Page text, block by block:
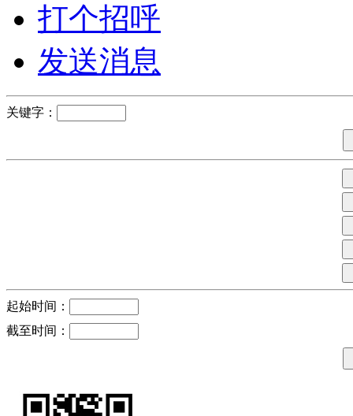
打个招呼
发送消息
关键字：
起始时间：
截至时间：